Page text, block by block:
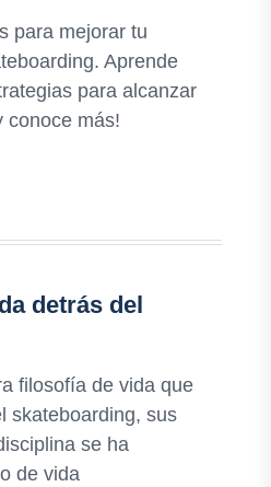
para mejorar tu
Aprende
para alcanzar
conoce más!
detrás del
filosofía de vida que
skateboarding, sus
se ha
de vida